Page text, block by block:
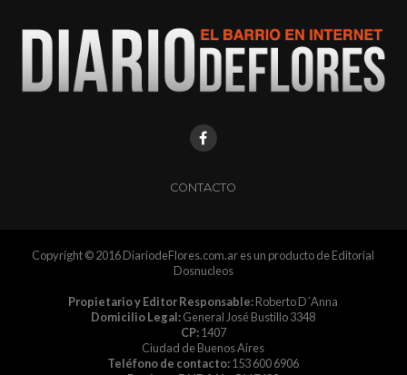
CONTACTO
Copyright © 2016 DiariodeFlores.com.ar es un producto de Editorial
Dosnucleos
Propietario y Editor Responsable:Roberto D´Anna
Domicilio Legal:General José Bustillo 3348
CP:1407
Ciudad de Buenos Aires
Teléfono de contacto:153 600 6906